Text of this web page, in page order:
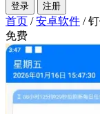
登录 注册
首页 / 安卓软件 /
免费